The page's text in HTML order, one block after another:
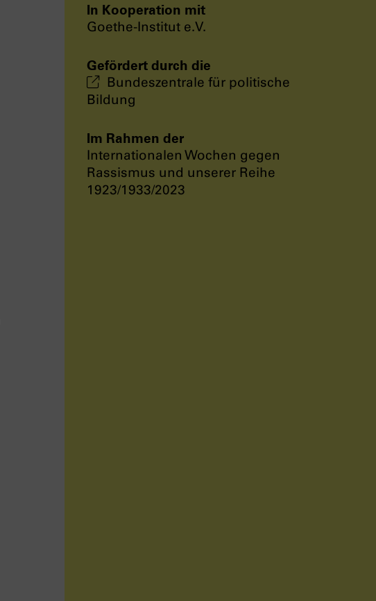
In Kooperation mit
Goethe-Institut e.V.
Gefördert durch die
Bundeszentrale für politische
Bildung
Im Rahmen der
Internationalen Wochen gegen
Rassismus und unserer Reihe
1923/1933/2023